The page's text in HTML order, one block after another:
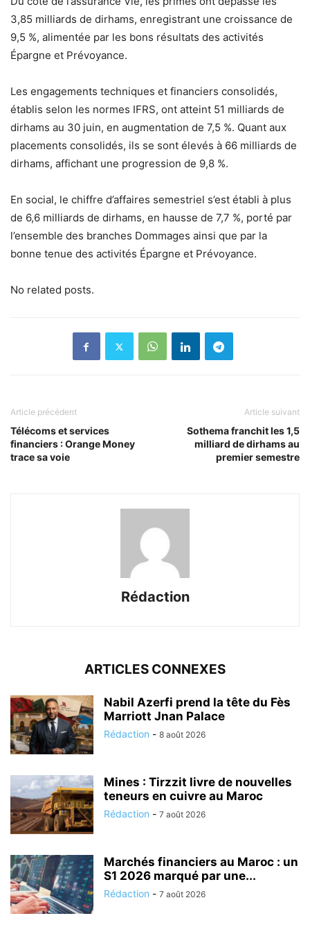
3,85 milliards de dirhams, enregistrant une croissance de
9,5 %, alimentée par les bons résultats des activités
Épargne et Prévoyance.
Les engagements techniques et financiers consolidés,
établis selon les normes IFRS, ont atteint 51 milliards de
dirhams au 30 juin, en augmentation de 7,5 %. Quant aux
placements consolidés, ils se sont élevés à 66 milliards de
dirhams, affichant une progression de 9,8 %.
En social, le chiffre d’affaires semestriel s’est établi à plus
de 6,6 milliards de dirhams, en hausse de 7,7 %, porté par
l’ensemble des branches Dommages ainsi que par la
bonne tenue des activités Épargne et Prévoyance.
No related posts.
Article précédent
Télécoms et services
financiers : Orange Money
trace sa voie
Article suivant
Sothema franchit les 1,5
milliard de dirhams au
premier semestre
Rédaction
ARTICLES CONNEXES
Nabil Azerfi prend la tête du Fès
Marriott Jnan Palace
Rédaction - 8 août 2026
Mines : Tirzzit livre de nouvelles
teneurs en cuivre au Maroc
Rédaction - 7 août 2026
Marchés financiers au Maroc : un
S1 2026 marqué par une...
Rédaction - 7 août 2026